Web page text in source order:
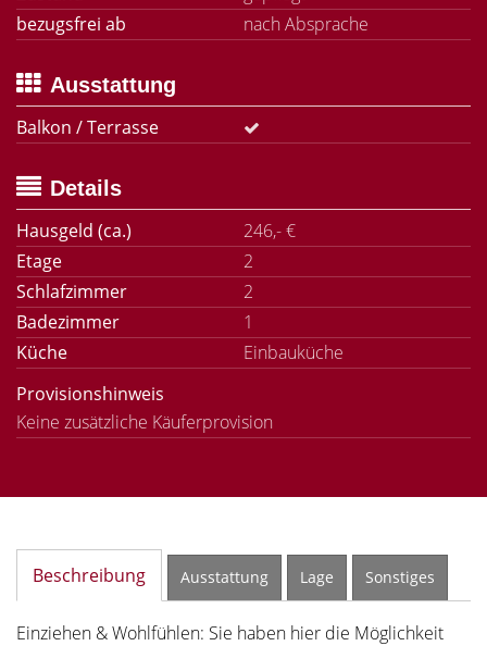
bezugsfrei ab
nach Absprache
Ausstattung
Balkon / Terrasse
Details
Hausgeld (ca.)
246,- €
Etage
2
Schlafzimmer
2
Badezimmer
1
Küche
Einbauküche
Provisionshinweis
Keine zusätzliche Käuferprovision
Beschreibung Ausstattung Lage Sonstiges
Einziehen & Wohlfühlen: Sie haben hier die Möglichkeit